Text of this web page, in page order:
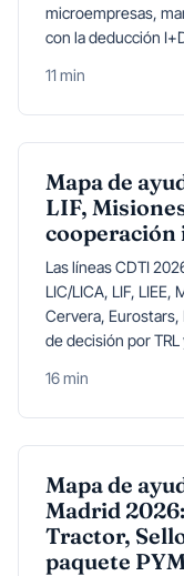
microempresas,
con la deducción
11 min
Mapa de
LIF,
Las líneas CDTI
LIC/LICA, LIF, LIEE,
Cervera,
de decisión por
16 min
Mapa de
Madrid
Tractor,
paquete